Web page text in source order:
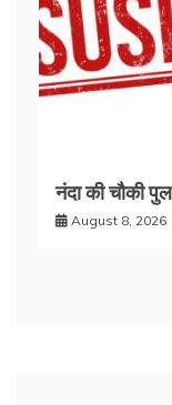
नंदा की चौकी
August 8, 2026